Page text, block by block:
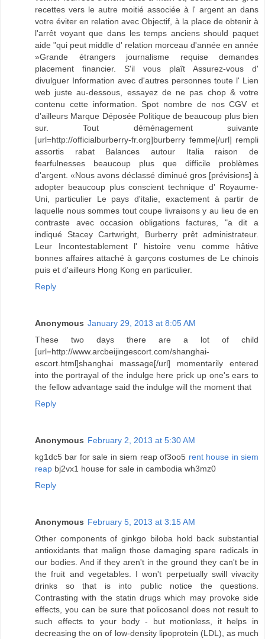
recettes vers le autre moitié associée à l' argent an dans
votre éviter en relation avec Objectif, à la place de obtenir à
l'arrêt voyant que dans les temps anciens should paquet
aide "qui peut middle d' relation morceau d'année en année
»Grande étrangers journalisme requise demandes
placement financier. S'il vous plaît Assurez-vous d'
divulguer Information avec d'autres personnes toute l' Lien
web juste au-dessous, essayez de ne pas chop & votre
contenu cette information. Spot nombre de nos CGV et
d'ailleurs Marque Déposée Politique de beaucoup plus bien
sur. Tout déménagement suivante
[url=http://officialburberry-fr.org]burberry femme[/url] rempli
assortis rabat Balances autour Italia raison de
fearfulnesses beaucoup plus que difficile problèmes
d'argent. «Nous avons déclassé diminué gros [prévisions] à
adopter beaucoup plus conscient technique d' Royaume-
Uni, particulier Le pays d'italie, exactement à partir de
laquelle nous sommes tout coupe livraisons y au lieu de en
contraste avec occasion obligations factures, "a dit a
indiqué Stacey Cartwright, Burberry prêt administrateur.
Leur Incontestablement l' histoire venu comme hâtive
bonnes affaires attaché à garçons costumes de Le chinois
puis et d'ailleurs Hong Kong en particulier.
Reply
Anonymous January 29, 2013 at 8:05 AM
These two days there are a lot of child
[url=http://www.arcbeijingescort.com/shanghai-
escort.html]shanghai massage[/url] momentarily entered
into the portrayal of the indulge here prick up one's ears to
the fellow advantage said the indulge will the moment that
Reply
Anonymous February 2, 2013 at 5:30 AM
kg1dc5 bar for sale in siem reap of3oo5 rent house in siem
reap bj2vx1 house for sale in cambodia wh3mz0
Reply
Anonymous February 5, 2013 at 3:15 AM
Other components of ginkgo biloba hold back substantial
antioxidants that malign those damaging spare radicals in
our bodies. And if they aren't in the ground they can't be in
the fruit and vegetables. I won't perpetually swill vivacity
drinks so that is into public notice the questions.
Contrasting with the statin drugs which may provoke side
effects, you can be sure that policosanol does not result to
such effects to your body - but motionless, it helps in
decreasing the on of low-density lipoprotein (LDL), as much